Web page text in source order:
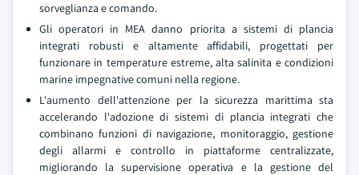
sorveglianza e comando.
Gli operatori in MEA danno priorita a sistemi di plancia
integrati robusti e altamente affidabili, progettati per
funzionare in temperature estreme, alta salinita e condizioni
marine impegnative comuni nella regione.
L'aumento dell'attenzione per la sicurezza marittima sta
accelerando l'adozione di sistemi di plancia integrati che
combinano funzioni di navigazione, monitoraggio, gestione
degli allarmi e controllo in piattaforme centralizzate,
migliorando la supervisione operativa e la gestione del